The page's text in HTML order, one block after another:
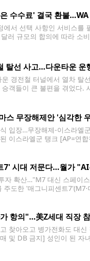
수수료' 결국 환불
에서 선택 사항인 서비스를
러 규모의 합의에 따라 소
탈선 사고…다운타운 운
경전철 터널에서 열차 탈
객들이 큰 불편을 겪었다.
스 무장해제안 '심각한
입장…무장해제-이스라엘
이스라엘군 탱크 [AP=연
7' 시대 저문다…월가
자 확산…"M7 대신 스페이
주도한 '매그니피센트7'(M7·
항의"…美Z세대 직장
찾아오고 병가전화도 대
및 DB 금지] 성인이 된 자